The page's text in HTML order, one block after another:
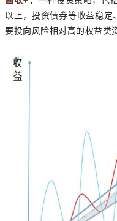
以上，投资债券等收益稳定
要投向风险相对高的权益类